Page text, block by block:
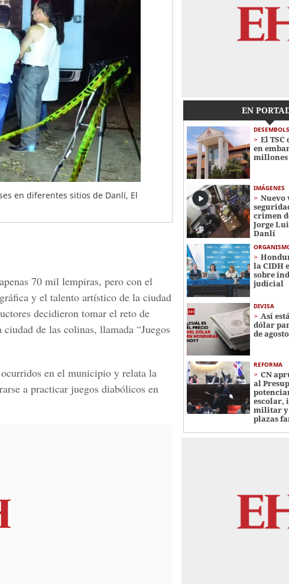
en diferentes sitios de Danlí, El
70 mil lempiras, pero con el
y el talento artístico de la ciudad
decidieron tomar el reto de
de las colinas, llamada “Juegos
en el municipio y relata la
a practicar juegos diabólicos en
EN
El TSC
en
millones
IMÁGENES
Nuevo
crimen
Jorge
Danlí
la CIDH
sobre
judicial
DIVISA
Así
dólar
de
REFORMA
CN
al
escolar,
militar
plazas